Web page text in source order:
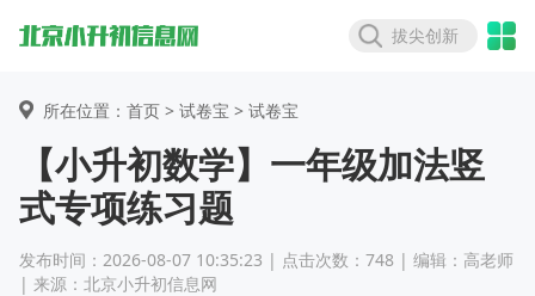
拔尖创新
所在位置：首页 > 试卷宝 > 试卷宝
【小升初数学】一年级加法竖
式专项练习题
发布时间：2026-08-07 10:35:23 | 点击次数：748 | 编辑：高老师
| 来源：北京小升初信息网